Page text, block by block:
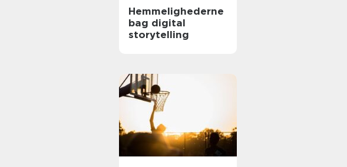
Hemmelighederne
bag digital
storytelling